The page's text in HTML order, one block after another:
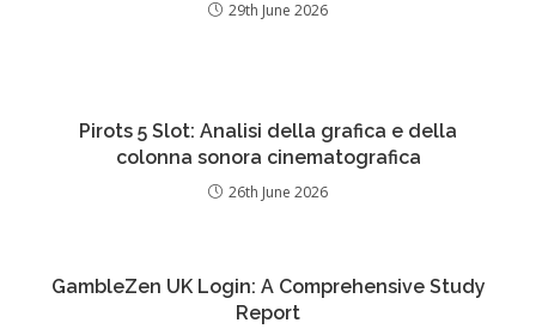
29th June 2026
Pirots 5 Slot: Analisi della grafica e della
colonna sonora cinematografica
26th June 2026
GambleZen UK Login: A Comprehensive Study
Report